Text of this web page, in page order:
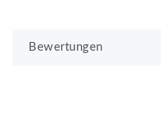
Bewertungen